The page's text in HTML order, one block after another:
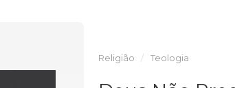
Religião Teologia